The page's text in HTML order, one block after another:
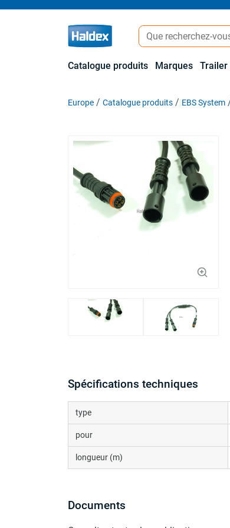
Catalogue produits Marques Trailer
Europe Catalogue produits EBS System
Spécifications techniques
type
pour
longueur (m)
Documents